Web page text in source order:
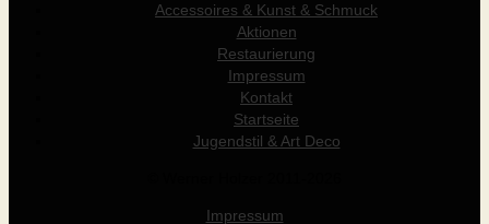
Accessoires & Kunst & Schmuck
Aktionen
Restaurierung
Impressum
Kontakt
Startseite
Jugendstil & Art Deco
Impressum